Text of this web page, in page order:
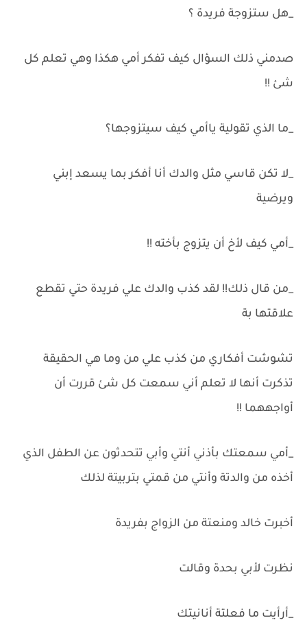
_هل ستزوجة فريدة ؟
صدمني ذلك السؤال كيف تفكر أمي هكذا وهي تعلم كل
شئ !!
_ما الذي تقولية ياأمي كيف سيتزوجها؟
_لا تكن قاسي مثل والدك أنا أفكر بما يسعد إبني
ويرضية
_أمي كيف لأخ أن يتزوج بأخته !!
_من قال ذلك!! لقد كذب والدك علي فريدة حتي تقطع
علاقتها بة
تشوشت أفكاري من كذب علي من وما هي الحقيقة
تذكرت أنها لا تعلم أني سمعت كل شئ قررت أن
أواجههما !!
_أمي سمعتك بأذني أنتي وأبي تتحدثون عن الطفل الذي
أخذه من والدتة وأنتي من قمتي بتربيتة لذلك
أخبرت خالد ومنعتة من الزواج بفريدة
نظرت لأبي بحدة وقالت
_أرأيت ما فعلتة أنانيتك